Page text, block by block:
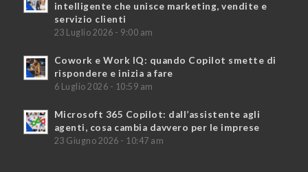
intelligente che unisce marketing, vendite e
servizio clienti
23 Luglio 2026 - 9:00 am
Cowork e Work IQ: quando Copilot smette di
rispondere e inizia a fare
6 Luglio 2026 - 10:59 am
Microsoft 365 Copilot: dall’assistente agli
agenti, cosa cambia davvero per le imprese
23 Giugno 2026 - 10:47 am